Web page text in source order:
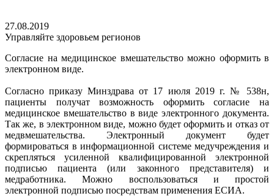
27.08.2019
Управляйте здоровьем регионов
Согласие на медицинское вмешательство можно оформить в
электронном виде.
Согласно приказу Минздрава от 17 июля 2019 г. № 538н,
пациенты получат возможность оформить согласие на
медицинское вмешательство в виде электронного документа.
Так же, в электронном виде, можно будет оформить и отказ от
медвмешательства. Электронный документ будет
формироваться в информационной системе медучреждения и
скрепляться усиленной квалифицированной электронной
подписью пациента (или законного представителя) и
медработника. Можно воспользоваться и простой
электронной подписью посредствам применения ЕСИА.